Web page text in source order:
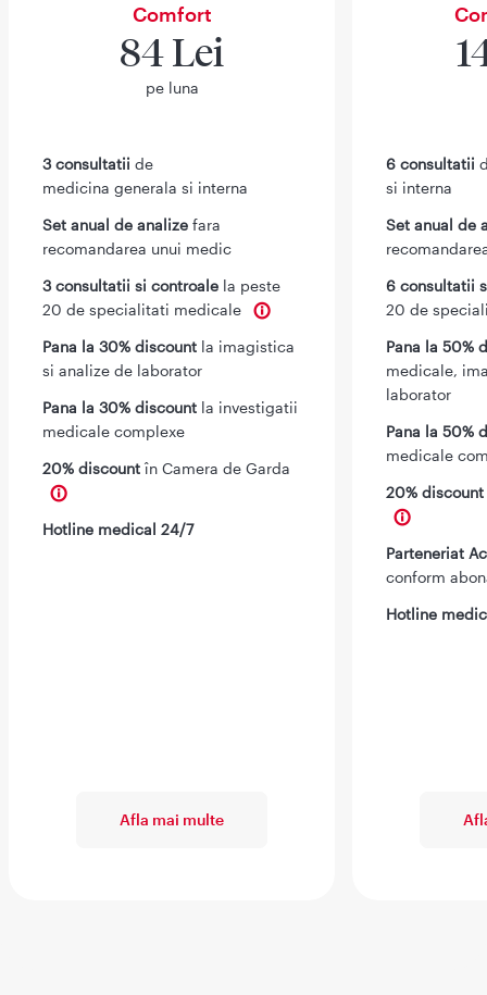
Comfort
84 Lei
pe luna
3 consultatii de
medicina generala si interna
Set anual de analize fara
recomandarea unui medic
3 consultatii si controale la peste
20 de specialitati medicale
Pana la 30% discount la imagistica
si analize de laborator
Pana la 30% discount la investigatii
medicale complexe
20% discount în Camera de Garda
Hotline medical 24/7
Afla mai multe
6 consultatii
si interna
Set anual de
6 consultatii
20 de
Pana la 50%
medicale,
laborator
Pana la 50%
medicale
20%
Parteneriat
conform
Hotline